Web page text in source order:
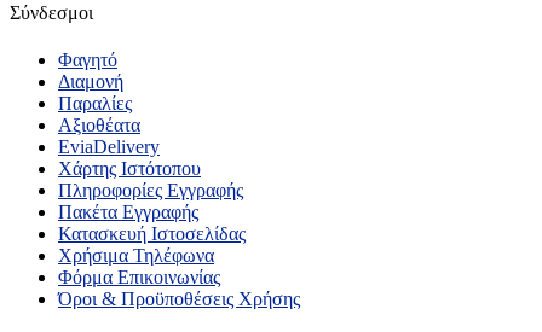
Σύνδεσμοι
Φαγητό
Διαμονή
Παραλίες
Αξιοθέατα
EviaDelivery
Χάρτης Ιστότοπου
Πληροφορίες Εγγραφής
Πακέτα Εγγραφής
Κατασκευή Ιστοσελίδας
Χρήσιμα Τηλέφωνα
Φόρμα Επικοινωνίας
Όροι & Προϋποθέσεις Xρήσης